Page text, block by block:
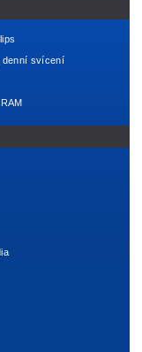
denní svícení